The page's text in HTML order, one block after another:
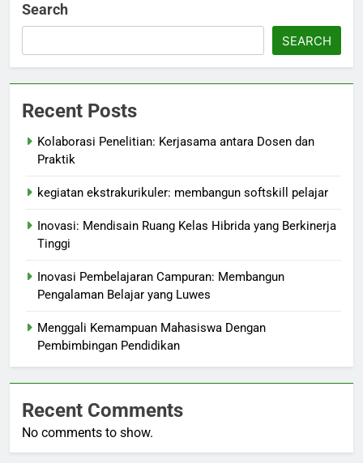
Search
SEARCH
Recent Posts
Kolaborasi Penelitian: Kerjasama antara Dosen dan
Praktik
kegiatan ekstrakurikuler: membangun softskill pelajar
Inovasi: Mendisain Ruang Kelas Hibrida yang Berkinerja
Tinggi
Inovasi Pembelajaran Campuran: Membangun
Pengalaman Belajar yang Luwes
Menggali Kemampuan Mahasiswa Dengan
Pembimbingan Pendidikan
Recent Comments
No comments to show.